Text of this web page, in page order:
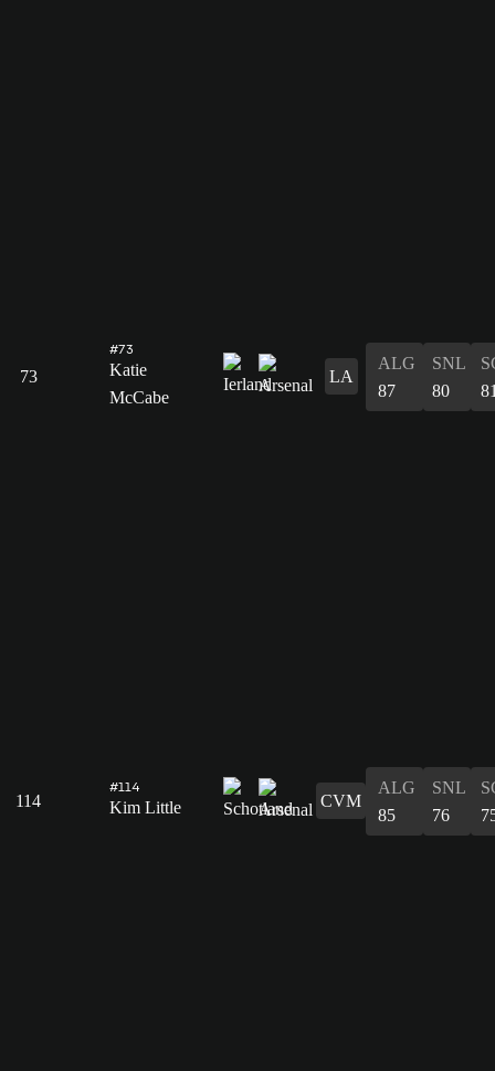
73
#73
Katie
McCabe
LA
ALG
87
SNL
80
114
#114
Kim Little CVM
ALG
85
SNL
76